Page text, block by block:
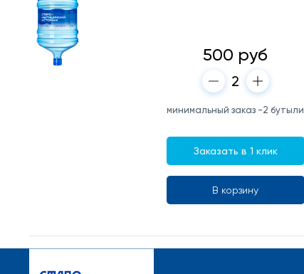
500 руб
минимальный заказ -2 бутыли
Заказать в 1 клик
В корзину